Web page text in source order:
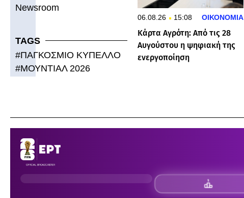
Newsroom
TAGS
#ΠΑΓΚΟΣΜΙΟ ΚΥΠΕΛΛΟ
#ΜΟΥΝΤΙΑΛ 2026
06.08.26 15:08 ΟΙΚΟΝΟΜΙΑ
Κάρτα Αγρότη: Από τις 28
Αυγούστου η ψηφιακή της
ενεργοποίηση